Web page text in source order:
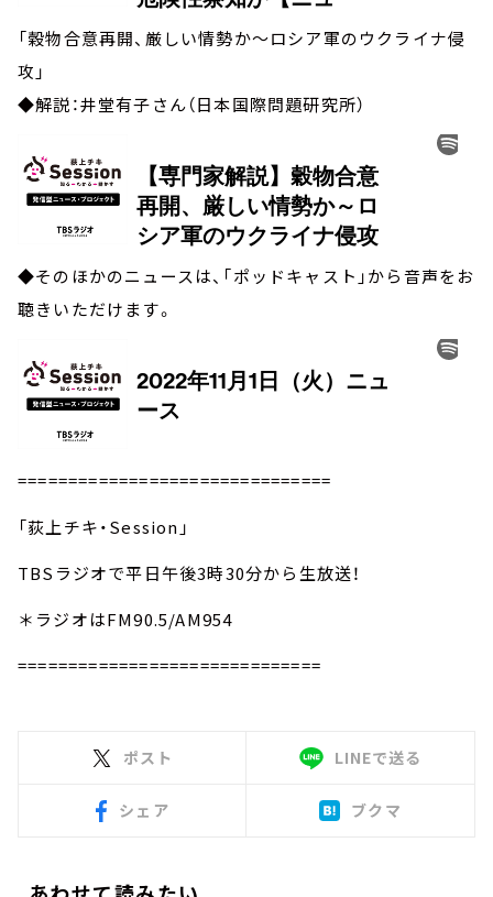
「穀物合意再開、厳しい情勢か～ロシア軍のウクライナ侵
攻」
◆解説：井堂有子さん（日本国際問題研究所）
◆そのほかのニュースは、「ポッドキャスト」から音声をお
聴きいただけます。
===============================
「荻上チキ・Session」
TBSラジオで平日午後3時30分から生放送！
＊ラジオはFM90.5/AM954
==============================
ポスト LINEで送る
シェア ブクマ